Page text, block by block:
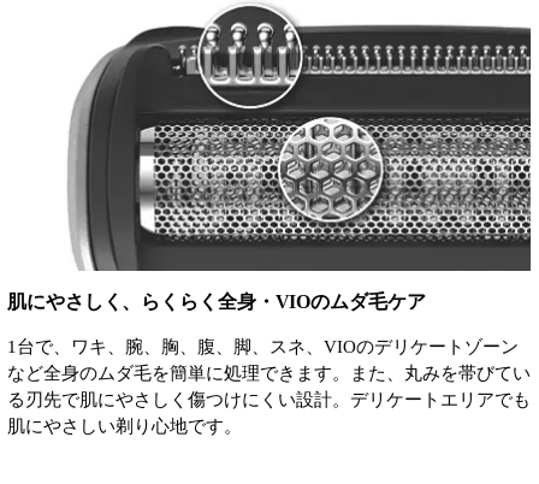
肌にやさしく、らくらく全身・VIOのムダ毛ケア
1台で、ワキ、腕、胸、腹、脚、スネ、VIOのデリケートゾーン
など全身のムダ毛を簡単に処理できます。また、丸みを帯びてい
る刃先で肌にやさしく傷つけにくい設計。デリケートエリアでも
肌にやさしい剃り心地です。